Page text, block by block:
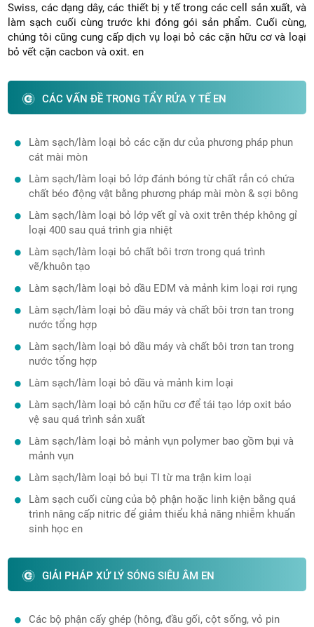
Dist 10,
HCM City,
Vietnam
Swiss, các dạng dây, các thiết bị y tế trong các cell sản xuất, và
làm sạch cuối cùng trước khi đóng gói sản phẩm. Cuối cùng,
chúng tôi cũng cung cấp dịch vụ loại bỏ các cặn hữu cơ và loại
bỏ vết cặn cacbon và oxit. en
CÁC VẤN ĐỀ TRONG TẨY RỬA Y TẾ EN
Làm sạch/làm loại bỏ các cặn dư của phương pháp phun
cát mài mòn
Làm sạch/làm loại bỏ lớp đánh bóng từ chất rắn có chứa
chất béo động vật bằng phương pháp mài mòn & sợi bông
Làm sạch/làm loại bỏ lớp vết gỉ và oxit trên thép không gỉ
loại 400 sau quá trình gia nhiệt
Làm sạch/làm loại bỏ chất bôi trơn trong quá trình
vẽ/khuôn tạo
Làm sạch/làm loại bỏ dầu EDM và mảnh kim loại rơi rụng
Làm sạch/làm loại bỏ dầu máy và chất bôi trơn tan trong
nước tổng hợp
Làm sạch/làm loại bỏ dầu máy và chất bôi trơn tan trong
nước tổng hợp
Làm sạch/làm loại bỏ dầu và mảnh kim loại
Làm sạch/làm loại bỏ cặn hữu cơ để tái tạo lớp oxit bảo
vệ sau quá trình sản xuất
Làm sạch/làm loại bỏ mảnh vụn polymer bao gồm bụi và
mảnh vụn
Làm sạch/làm loại bỏ bụi TI từ ma trận kim loại
Làm sạch cuối cùng của bộ phận hoặc linh kiện bằng quá
trình nâng cấp nitric để giảm thiểu khả năng nhiễm khuẩn
sinh học en
GIẢI PHÁP XỬ LÝ SÓNG SIÊU ÂM EN
Các bộ phận cấy ghép (hông, đầu gối, cột sống, vỏ pin